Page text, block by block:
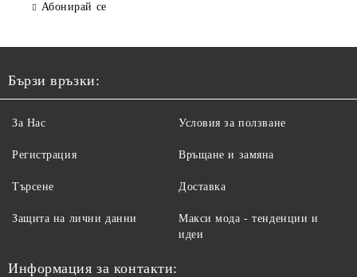
Абонирай се
Бързи връзки:
За Нас
Регистрация
Търсене
Защита на лични данни
Условия за ползване
Връщане и замяна
Доставка
Макси мода - тенденции и
идеи
Информация за контакти: